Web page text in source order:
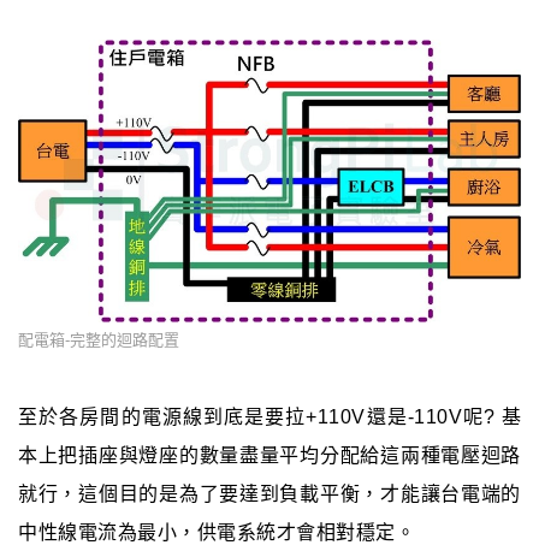
配電箱-完整的迴路配置
至於各房間的電源線到底是要拉+110V還是-110V呢? 基
本上把插座與燈座的數量盡量平均分配給這兩種電壓迴路
就行，這個目的是為了要達到負載平衡，才能讓台電端的
中性線電流為最小，供電系統才會相對穩定。